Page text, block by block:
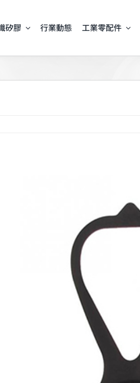
矽膠 行業動態 工業零配件